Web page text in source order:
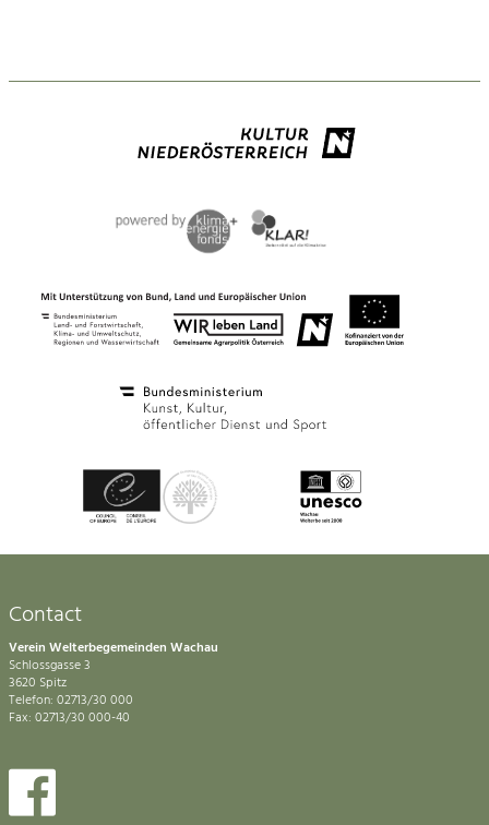
Contact
Verein Welterbegemeinden Wachau
Schlossgasse 3
3620 Spitz
Telefon: 02713/30 000
Fax: 02713/30 000-40